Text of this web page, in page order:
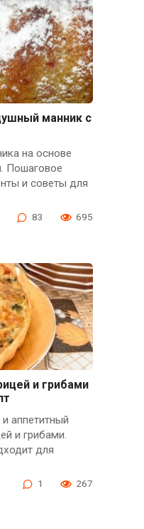
манник с
на основе
Пошаговое
и советы для
83 695
и грибами
аппетитный
и грибами.
для
1 267